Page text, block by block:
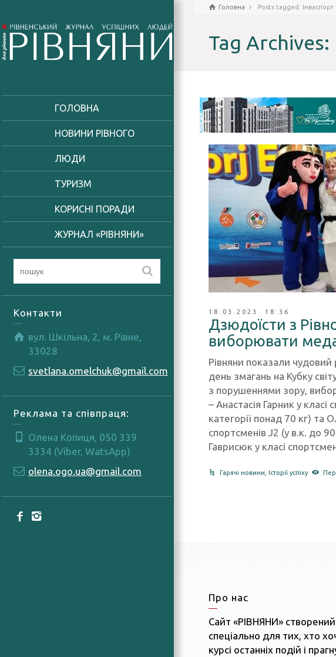
ГОЛОВНА
НОВИНИ РІВНОГО
ЛЮДИ
ТУРИЗМ
КОРИСНІ ПОРАДИ
ЖУРНАЛ «РІВНЯНИ»
Контакти
вул. Шкільна, 2, м. Рівне,
33028
svetlana.omelchuk@gmail.com
Реклама та співпраця:
Олена Копиця, 050 339
3334 (Viber, WatsApp)
olena.ogo.ua@gmail.com
Головна Posts tagged: Інваспорт
Tag Archives:
18.03.2023 18:36
Дзюдоїсти з
виборювати
Рівняни показали
день змагань на Кубку
з порушеннями зору,
– Анастасія Гарник у класі
категорії понад 70 кг) та
спортсменів J2 (у в.к. до
Гаврисюк у класі
Гарячі новини ,Історії успіху
Про нас
Сайт «РІВНЯНИ» створений
спеціально для тих, хто
курсі останніх подій і